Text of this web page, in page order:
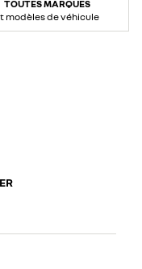
TOUTES MARQUES
modèles de véhicule